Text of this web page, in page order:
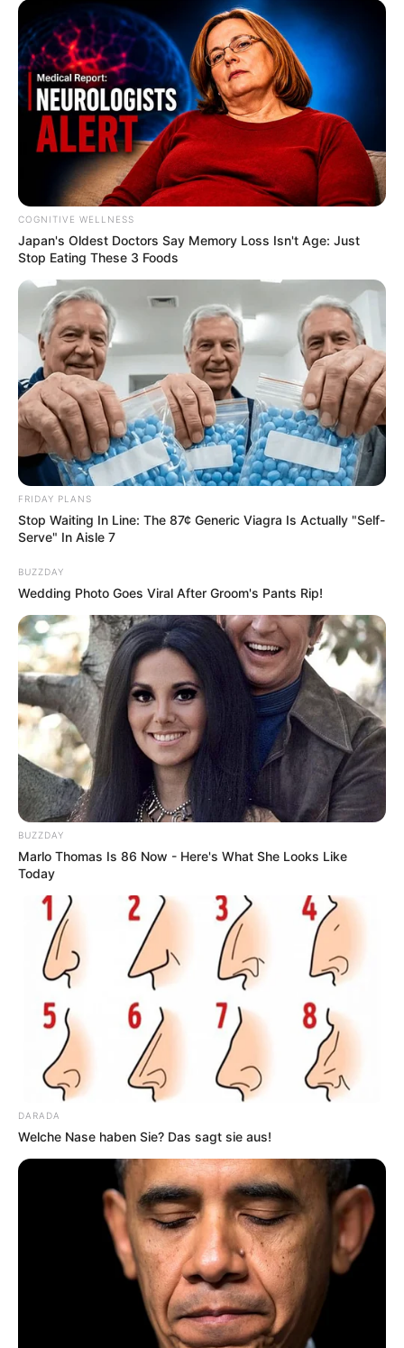
Die beliebtesten Museen in Deutschland:
Hier gibt es eine Auswahl der beliebtesten Museen in
Die interessantesten, spannendsten und meistbesuchten
Museen und Ausstellungen siehe auch unterbeliebteste
Museen in Deutschland.
Deutsche Museen und Ausstellungen nach
Rubriken:
Auto- und Oldtimermuseen
DDR-Museen
Museen und Erinnerungsstätten der DDR-Grenze
Dinosaurierausstellungen und Urzeittiere
Eisenbahnmuseen
Filmmuseen und Filmparks
Modelleisenbahnausstellungen
Museumseisenbahnen und Dampflokfahrten
Technikmuseen und Luftfahrtausstellungen
Höhlen und Besucherbergwerke
Wilder Westen und Westernstädte
Parkanlagen mit Miniaturausstellungen
Archäologische Museen und Ausstellungen
Erlebnisausflüge
Eintrittskarten für beliebte
Sehenswürdigkeiten und Museen im Interneterworben
werden, um Warteschlangen zu vermeiden, sowie
über Museen in Deutschlandvon Amazon.de.
COGNITIVE WELLNESS
Japan's Oldest Doctors Say Me​mory Lo​ss Isn't Age: Just
Stop Eating These 3 Foods
FRIDAY PLANS
Stop Waiting In Line: The 87¢ Generic Viagra Is Actually "Self-
Serve" In Aisle 7
BUZZDAY
Wedding Photo Goes Viral After Groom's Pants Rip!
BUZZDAY
Marlo Thomas Is 86 Now - Here's What She Looks Like
Today
DARADA
Welche Nase haben Sie? Das sagt sie aus!